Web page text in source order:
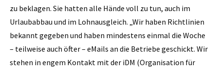
zu beklagen. Sie hatten alle Hände voll zu tun, auch im
Urlaubabbau und im Lohnausgleich. „Wir haben Richtlinien
bekannt gegeben und haben mindestens einmal die Woche
– teilweise auch öfter – eMails an die Betriebe geschickt. Wir
stehen in engem Kontakt mit der iDM (Organisation für